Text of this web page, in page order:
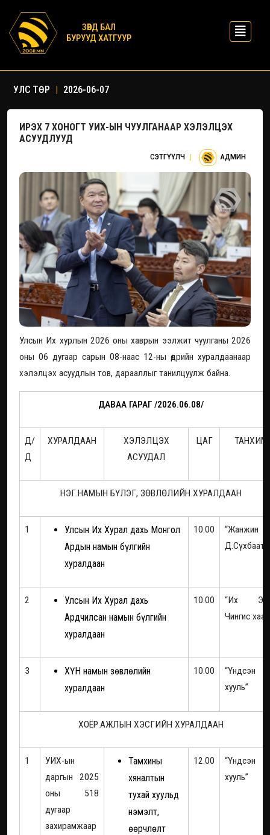
ЗӨВД БАЛ
БУРУУД ХАТГУУР
УЛС ТӨР | 2026-06-07
ИРЭХ 7 ХОНОГТ УИХ-ЫН ЧУУЛГАНААР ХЭЛЭЛЦЭХ
АСУУДЛУУД
СЭТГҮҮЛЧ | АДМИН
Улсын Их хурлын 2026 оны хаврын ээлжит чуулганы 2026
оны 06 дугаар сарын 08-наас 12-ны өдрийн хуралдаанаар
хэлэлцэх асуудлын тов, дарааллыг танилцуулж байна.
ДАВАА ГАРАГ /2026.06.08/
Д/
Д
ХУРАЛДААН
ХЭЛЭЛЦЭХ
АСУУДАЛ
ЦАГ ТАНХИМ
НЭГ.НАМЫН БҮЛЭГ, ЗӨВЛӨЛИЙН ХУРАЛДААН
1
Улсын Их Хурал дахь Монгол
Ардын намын бүлгийн
хуралдаан
10.00
“Жанжин
2
Улсын Их Хурал дахь
Ардчилсан намын бүлгийн
хуралдаан
10.00
“Их
Чингис
3
ХҮН намын зөвлөлийн
хуралдаан
10.00
“Үндсэн
хууль”
ХОЁР.АЖЛЫН ХЭСГИЙН ХУРАЛДААН
1
УИХ-ын
даргын 2025
оны 518
дугаар
захирамжаар
Тамхины
хяналтын
тухай хуульд
нэмэлт,
өөрчлөлт
12.00
“Үндсэн
хууль”